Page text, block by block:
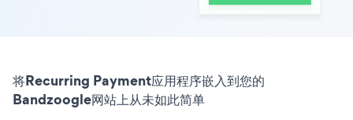
将Recurring Payment应用程序嵌入到您的
Bandzoogle网站上从未如此简单